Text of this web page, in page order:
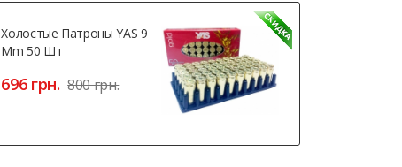
Холостые Патроны YAS 9
Mm 50 Шт
696 грн. 800 грн.